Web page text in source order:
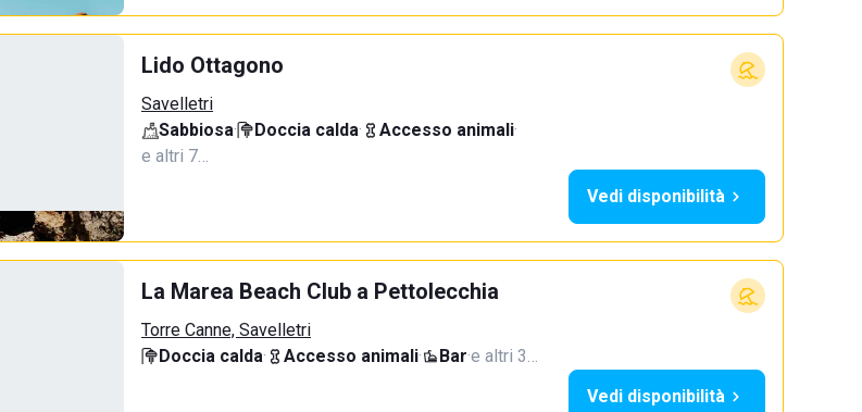
Lido Ottagono
Savelletri
Sabbiosa· Doccia calda· Accesso animali·
e altri 7…
Vedi disponibilità
La Marea Beach Club a Pettolecchia
Torre Canne, Savelletri
Doccia calda· Accesso animali· Bar·e altri 3…
Vedi disponibilità